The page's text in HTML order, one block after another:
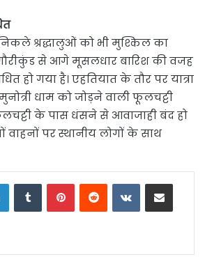
निकले श्रद्धालुओं को भी मुश्किल का
से आगे मूसलधार बारिश की वजह
हो गया है। एहतियात के तौर पर यात्रा
धाम को जोड़ने वाली फूलचट्टी
के पास धंसने से आवाजाही बंद हो
वाहनों पर स्थानीय लोगों के साथ
LinkedInTumblrPinterestReddit VKontakteShare via Email